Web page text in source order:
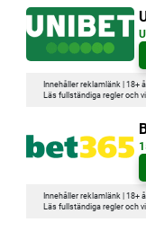
Innehåller reklamlänk | 18+
Läs fullständiga regler och
Innehåller reklamlänk | 18+
Läs fullständiga regler och